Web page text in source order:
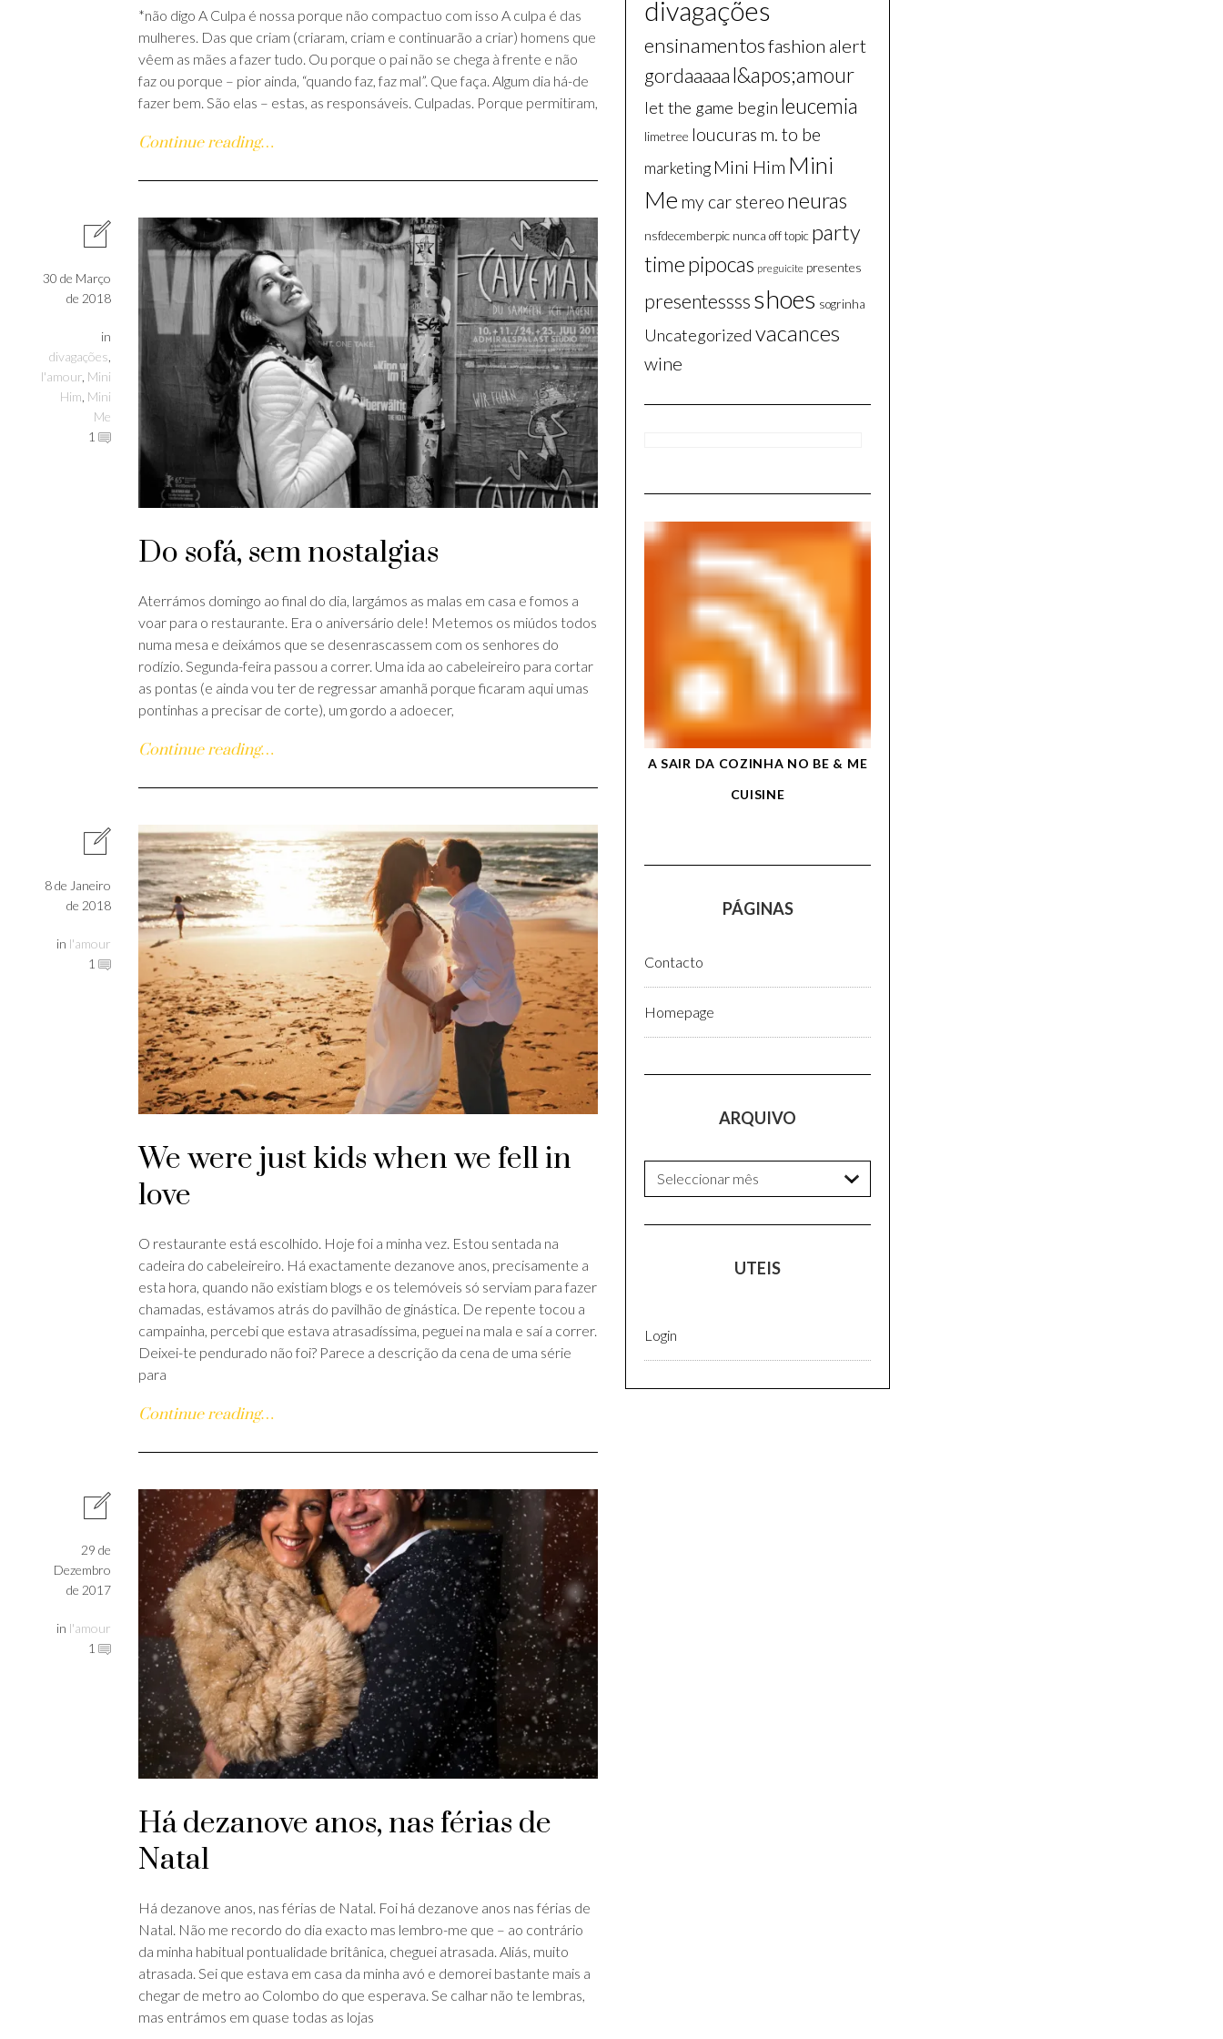
*não digo A Culpa é nossa porque não compactuo com isso A culpa é das
mulheres. Das que criam (criaram, criam e continuarão a criar) homens que
vêem as mães a fazer tudo. Ou porque o pai não se chega à frente e não
faz ou porque – pior ainda, “quando faz, faz mal”. Que faça. Algum dia há-de
fazer bem. São elas – estas, as responsáveis. Culpadas. Porque permitiram,
Continue reading…
30 de Março
de 2018
in
divagações
l'amour Mini
Him Mini
Me
1
Do sofá, sem nostalgias
Aterrámos domingo ao final do dia, largámos as malas em casa e fomos a
voar para o restaurante. Era o aniversário dele! Metemos os miúdos todos
numa mesa e deixámos que se desenrascassem com os senhores do
rodízio. Segunda-feira passou a correr. Uma ida ao cabeleireiro para cortar
as pontas (e ainda vou ter de regressar amanhã porque ficaram aqui umas
pontinhas a precisar de corte), um gordo a adoecer,
Continue reading…
8 de Janeiro
de 2018
in l'amour
1
We were just kids when we fell in
love
O restaurante está escolhido. Hoje foi a minha vez. Estou sentada na
cadeira do cabeleireiro. Há exactamente dezanove anos, precisamente a
esta hora, quando não existiam blogs e os telemóveis só serviam para fazer
chamadas, estávamos atrás do pavilhão de ginástica. De repente tocou a
campainha, percebi que estava atrasadíssima, peguei na mala e saí a correr.
Deixei-te pendurado não foi? Parece a descrição da cena de uma série
para
Continue reading…
29 de
Dezembro
de 2017
in l'amour
1
Há dezanove anos, nas férias de
Natal
Há dezanove anos, nas férias de Natal. Foi há dezanove anos nas férias de
Natal. Não me recordo do dia exacto mas lembro-me que – ao contrário
da minha habitual pontualidade britânica, cheguei atrasada. Aliás, muito
atrasada. Sei que estava em casa da minha avó e demorei bastante mais a
chegar de metro ao Colombo do que esperava. Se calhar não te lembras,
mas entrámos em quase todas as lojas
divagações
ensinamentosfashion alert
gordaaaaa l&apos;amour
let the game begin leucemia
limetree loucuras m. to be
marketing Mini Him Mini
Me my car stereo neuras
nsfdecemberpic nunca off topic party
timepipocas preguicite presentes
presentessssshoes sogrinha
Uncategorized vacances
wine
A SAIR DA COZINHA NO BE & ME
CUISINE
PÁGINAS
Contacto
Homepage
ARQUIVO
Arquivo
UTEIS
Login